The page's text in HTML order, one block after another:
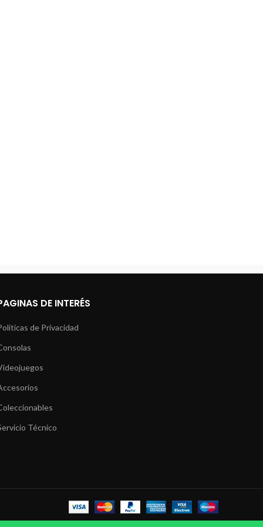
DE INTERÉS
de Privacidad
Técnico